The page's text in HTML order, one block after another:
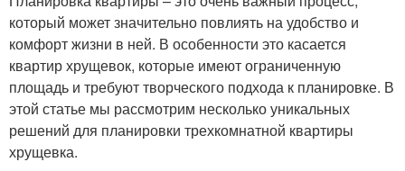
который может значительно повлиять на удобство и
комфорт жизни в ней. В особенности это касается
квартир хрущевок, которые имеют ограниченную
площадь и требуют творческого подхода к планировке. В
этой статье мы рассмотрим несколько уникальных
решений для планировки трехкомнатной квартиры
хрущевка.